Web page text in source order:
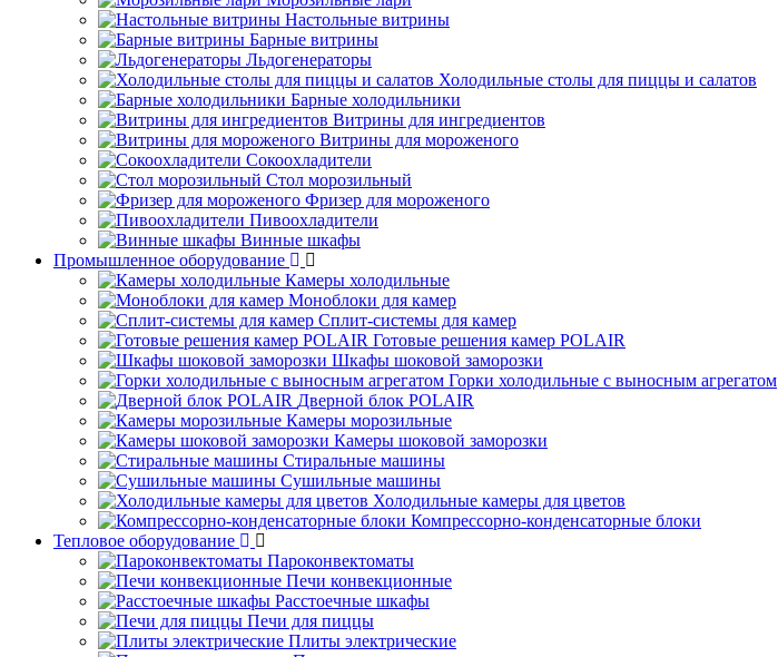
Настольные витрины
Барные витрины
Льдогенераторы
Холодильные столы для пиццы и салатов
Барные холодильники
Витрины для ингредиентов
Витрины для мороженого
Сокоохладители
Стол морозильный
Фризер для мороженого
Пивоохладители
Винные шкафы
Промышленное оборудование
Камеры холодильные
Моноблоки для камер
Сплит-системы для камер
Готовые решения камер POLAIR
Шкафы шоковой заморозки
Горки холодильные с выносным агрегатом
Дверной блок POLAIR
Камеры морозильные
Камеры шоковой заморозки
Стиральные машины
Сушильные машины
Холодильные камеры для цветов
Компрессорно-конденсаторные блоки
Тепловое оборудование
Пароконвектоматы
Печи конвекционные
Расстоечные шкафы
Печи для пиццы
Плиты электрические